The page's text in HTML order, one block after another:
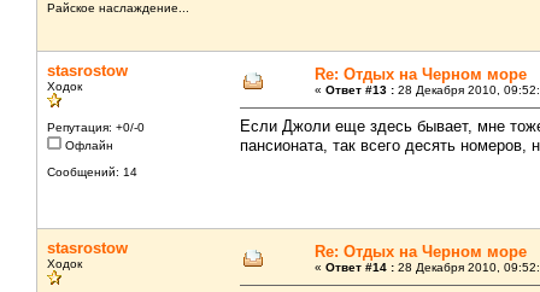
Райское наслаждение...
stasrostow
Ходок
Репутация: +0/-0
Офлайн
Сообщений: 14
Re: Отдых на Черном море
« Ответ #13 : 28 Декабря 2010,
Если Джоли еще здесь бывает, мне
пансионата, так всего десять номеров,
stasrostow
Ходок
Re: Отдых на Черном море
« Ответ #14 : 28 Декабря 2010,